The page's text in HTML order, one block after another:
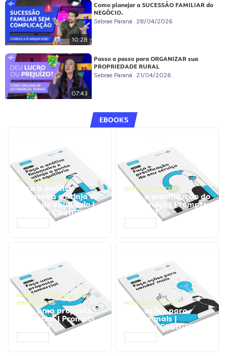
10:28
Como planejar a SUCESSÃO FAMILIAR do
NEGÓCIO.
Sebrae Paraná 28/04/2026
07:43
Passo a passo para ORGANIZAR sua
PROPRIEDADE RURAL
Sebrae Paraná 21/04/2026
EBOOKS
GESTÃO FINANCEIRA
Faça a análise
financeira e atinja o
ponto de equilíbrio |
Prompts ChatGPT
GESTÃO FINANCEIRA
Faça a precificação do
seu serviço | Prompts
ChatGPT
NEGÓCIOS, PROCESSOS
EMPRESARIAIS
Faça uma proposta
comercial | Prompts
ChatGPT
NEGÓCIOS, VENDAS
Faça ações para
vender mais |
Prompts ChatGPT